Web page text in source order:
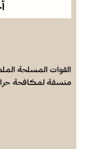
القوات المسلحة
منسقة لمكافحة